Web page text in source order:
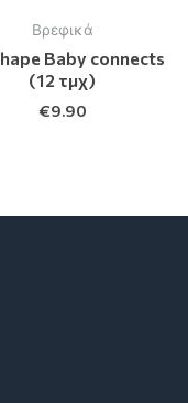
Βρεφικά
Baby connects
(12 τμχ)
€9.90